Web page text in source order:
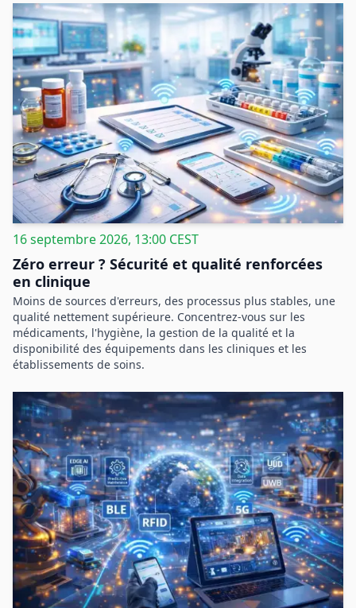
16 septembre 2026, 13:00 CEST
Zéro erreur ? Sécurité et qualité renforcées
en clinique
Moins de sources d'erreurs, des processus plus stables, une
qualité nettement supérieure. Concentrez-vous sur les
médicaments, l'hygiène, la gestion de la qualité et la
disponibilité des équipements dans les cliniques et les
établissements de soins.